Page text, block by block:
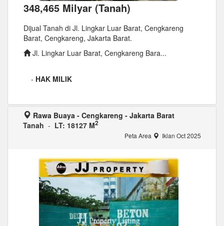
348,465 Milyar (Tanah)
Dijual Tanah di Jl. Lingkar Luar Barat, Cengkareng
Barat, Cengkareng, Jakarta Barat.
Jl. Lingkar Luar Barat, Cengkareng Bara...
- HAK MILIK
Rawa Buaya - Cengkareng - Jakarta Barat
Tanah - LT: 18127 M2
Peta Area Iklan Oct 2025